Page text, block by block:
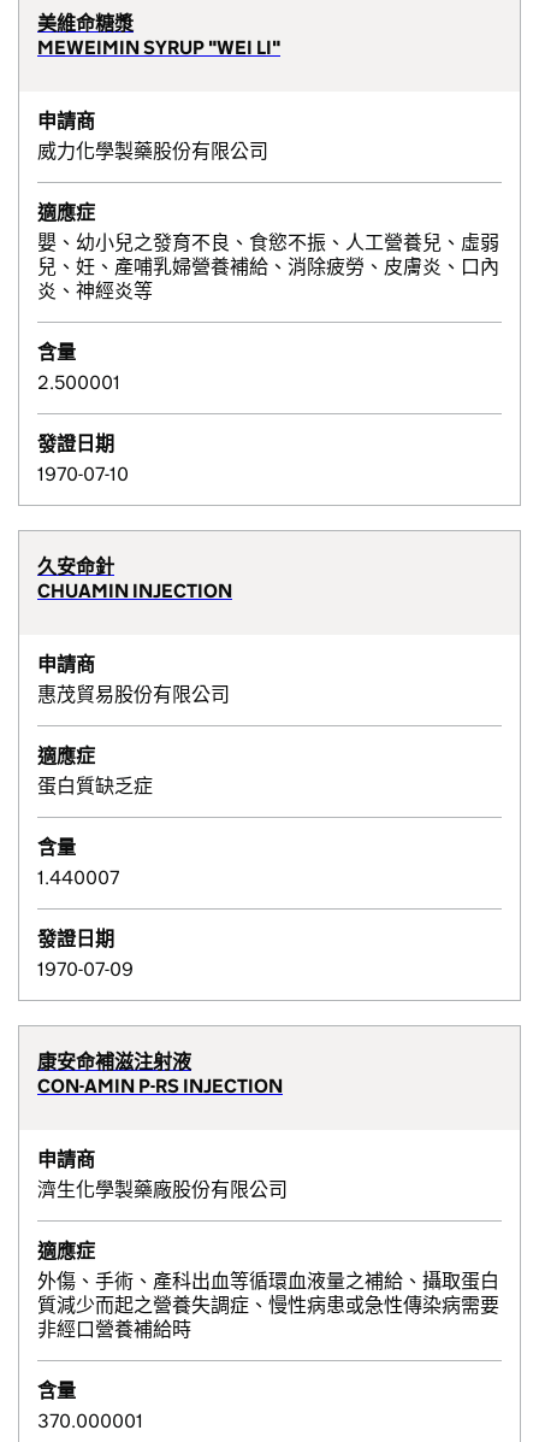
美維命糖漿
MEWEIMIN SYRUP "WEI LI"
申請商
威力化學製藥股份有限公司
適應症
嬰、幼小兒之發育不良、食慾不振、人工營養兒、虛弱
兒、妊、產哺乳婦營養補給、消除疲勞、皮膚炎、口內
炎、神經炎等
含量
2.500001
發證日期
1970-07-10
久安命針
CHUAMIN INJECTION
申請商
惠茂貿易股份有限公司
適應症
蛋白質缺乏症
含量
1.440007
發證日期
1970-07-09
康安命補滋注射液
CON-AMIN P-RS INJECTION
申請商
濟生化學製藥廠股份有限公司
適應症
外傷、手術、產科出血等循環血液量之補給、攝取蛋白
質減少而起之營養失調症、慢性病患或急性傳染病需要
非經口營養補給時
含量
370.000001